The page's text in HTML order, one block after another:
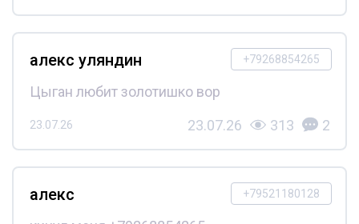
+79268854265
алекс уляндин
Цыган любит золотишко вор
23.07.26 23.07.26 313 2
+79521180128
алекс